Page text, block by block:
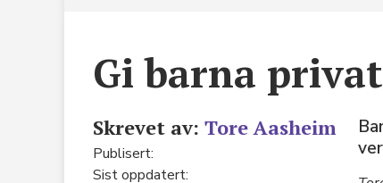
Gi barna
Skrevet av: Tore Aasheim
Publisert:
Sist oppdatert: